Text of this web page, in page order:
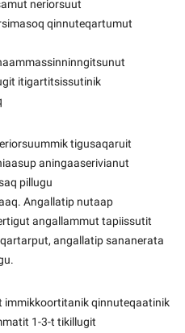
neriorsuut
qinnuteqartumut
itigartitsissutinik
tigusaqaruit
aningaaserivianut
pillugu
Angallatip nutaap
angallammut tapiissutit
angallatip sananerata
immikkoortitanik qinnuteqaatinik
1-3-t tikillugit